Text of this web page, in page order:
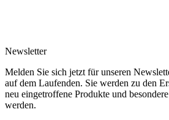
Newsletter
Melden Sie sich jetzt für unseren
auf dem Laufenden. Sie werden zu den
neu eingetroffene Produkte und
werden.